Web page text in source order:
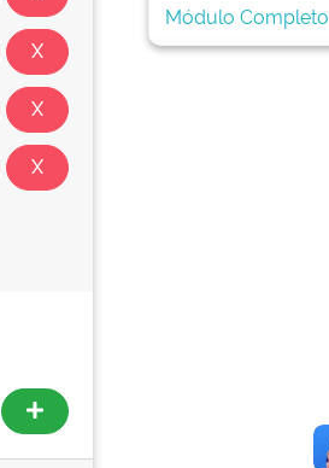
Módulo Completo